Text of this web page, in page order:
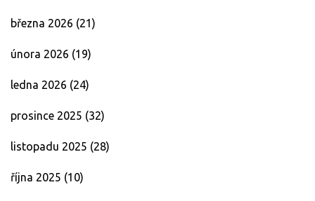
března 2026 (21)
února 2026 (19)
ledna 2026 (24)
prosince 2025 (32)
listopadu 2025 (28)
října 2025 (10)